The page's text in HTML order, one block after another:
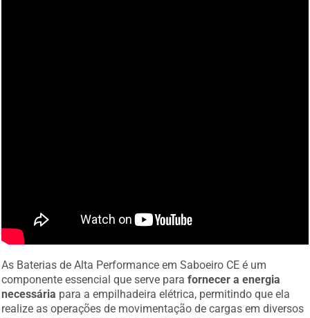
As Baterias de Alta Performance em Saboeiro CE é um
componente essencial que serve parafornecer a energia
necessária para a empilhadeira elétrica, permitindo que ela
realize as operações de movimentação de cargas em diversos